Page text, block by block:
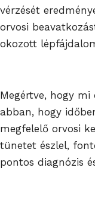
vérzését
orvosi
okozott
Megértve, hogy
abban, hogy
megfelelő orvosi
tünetet észlel,
pontos diagnózis